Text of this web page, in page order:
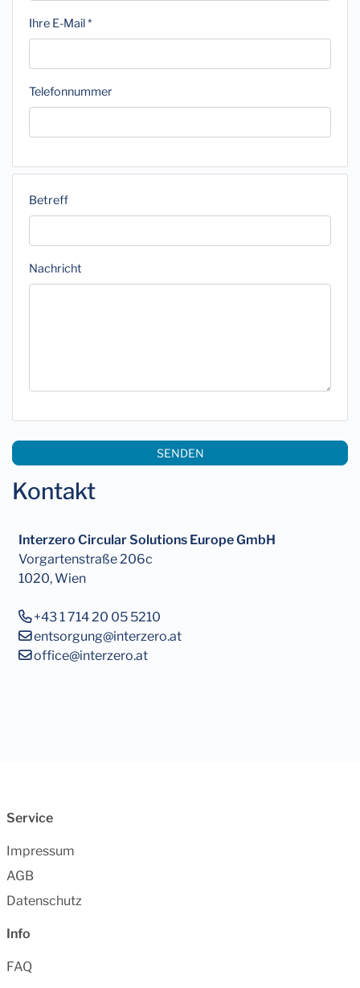
Ihre E-Mail *
Telefonnummer
Betreff
Nachricht
Kontakt
Interzero Circular Solutions Europe GmbH
Vorgartenstraße 206c
1020, Wien
+43 1 714 20 05 5210
entsorgung@interzero.at
office@interzero.at
Service
Impressum
AGB
Datenschutz
Info
FAQ